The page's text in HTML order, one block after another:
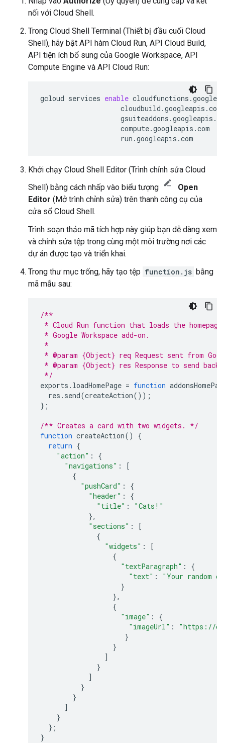
nối với Cloud Shell.
Trong Cloud Shell Terminal (Thiết bị đầu cuối Cloud
Shell), hãy bật API hàm Cloud Run, API Cloud Build,
API tiện ích bổ sung của Google Workspace, API
Compute Engine và API Cloud Run:
gcloud services enable
cloudbuild.googleapis.com
compute.googleapis.com
Khởi chạy Cloud Shell Editor (Trình chỉnh sửa Cloud
Shell) bằng cách nhấp vào biểu tượng
Open
Editor (Mở trình chỉnh sửa) trên thanh công cụ của
cửa sổ Cloud Shell.
Trình soạn thảo mã tích hợp này giúp bạn dễ dàng xem
và chỉnh sửa tệp trong cùng một môi trường nơi các
dự án được tạo và triển khai.
Trong thư mục trống, hãy tạo tệp function.js bằng
mã mẫu sau:
/**
* Cloud Run function that loads the
* Google Workspace add-on.
*
* @param {Object} req Request sent from
* @param {Object} res Response to send back
*/
exports . loadHomePage = function
res . send(createAction());
};
/** Creates a card with two widgets. */
function createAction()
{
return {
"action" :
{
"navigations" :
[
{
"pushCard" :
{
"header" :
{
"title" :
"Cats!"
},
"sections" :
[
{
"widgets" :
[
{
"textParagraph" :
{
"text" :
"Your random
}
},
{
"image" :
{
"imageUrl" :
"https://
}
}
]
}
]
}
}
]
}
};
}